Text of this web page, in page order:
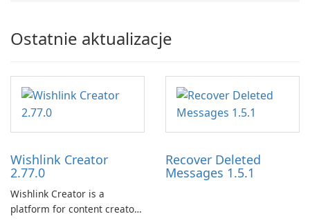
Ostatnie aktualizacje
Wishlink Creator
2.77.0
Wishlink Creator is a
platform for content creators
Recover Deleted
Messages 1.5.1